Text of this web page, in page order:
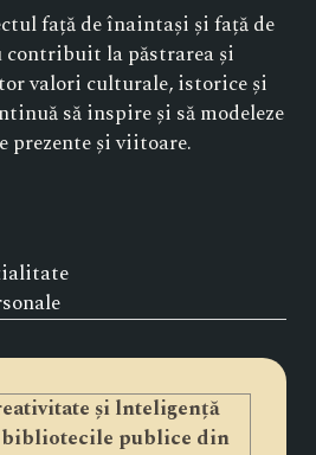
față de înaintași și față de
contribuit la păstrarea și
valori culturale, istorice și
să inspire și să modeleze
prezente și viitoare.
și lnteligență
publice din